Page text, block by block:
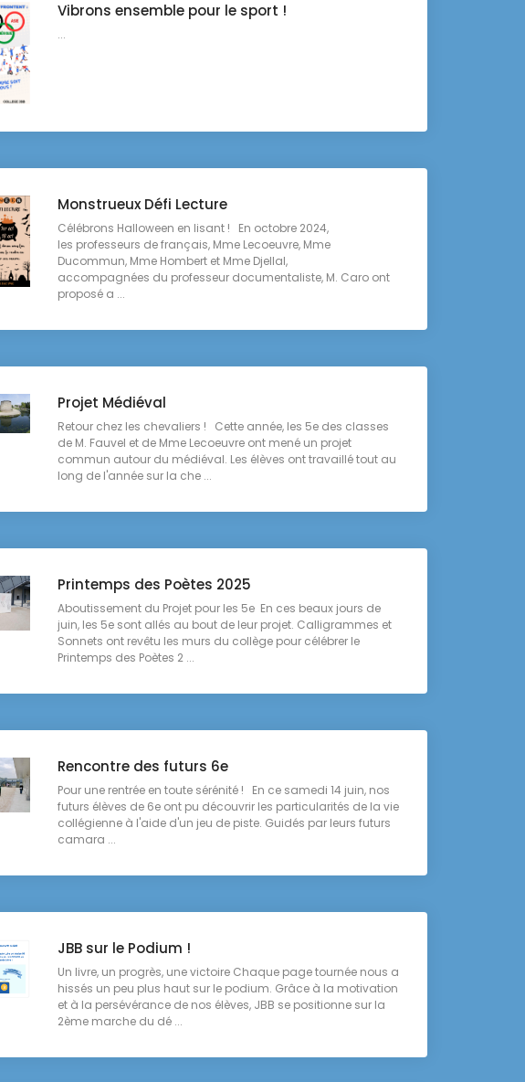
Vibrons ensemble pour le sport !
...
Monstrueux Défi Lecture
Célébrons Halloween en lisant ! En octobre 2024,
les professeurs de français, Mme Lecoeuvre, Mme
Ducommun, Mme Hombert et Mme Djellal,
accompagnées du professeur documentaliste, M. Caro ont
proposé a ...
Projet Médiéval
Retour chez les chevaliers ! Cette année, les 5e des classes
de M. Fauvel et de Mme Lecoeuvre ont mené un projet
commun autour du médiéval. Les élèves ont travaillé tout au
long de l'année sur la che ...
Printemps des Poètes 2025
Aboutissement du Projet pour les 5e En ces beaux jours de
juin, les 5e sont allés au bout de leur projet. Calligrammes et
Sonnets ont revêtu les murs du collège pour célébrer le
Printemps des Poètes 2 ...
Rencontre des futurs 6e
Pour une rentrée en toute sérénité ! En ce samedi 14 juin, nos
futurs élèves de 6e ont pu découvrir les particularités de la vie
collégienne à l'aide d'un jeu de piste. Guidés par leurs futurs
camara ...
JBB sur le Podium !
Un livre, un progrès, une victoire Chaque page tournée nous a
hissés un peu plus haut sur le podium. Grâce à la motivation
et à la persévérance de nos élèves, JBB se positionne sur la
2ème marche du dé ...